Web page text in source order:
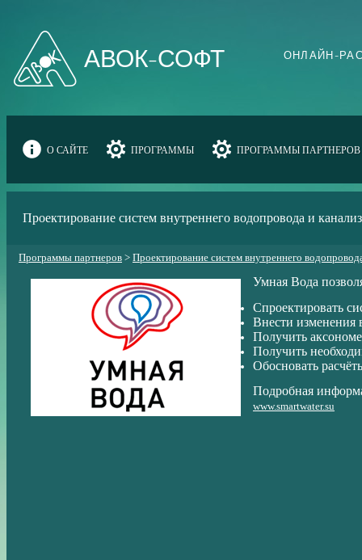
АВОК-СОФТ ОНЛАЙН-
О САЙТЕ ПРОГРАММЫ ПРОГРАММЫ ПАРТНЕРОВ
Проектирование систем внутреннего водопровода и
Программы партнеров > Проектирование систем внутреннего
Умная Вода
Спроектировать
Внести изменения
Получить
Получить
Обосновать
Подробная
www.smartwater.su